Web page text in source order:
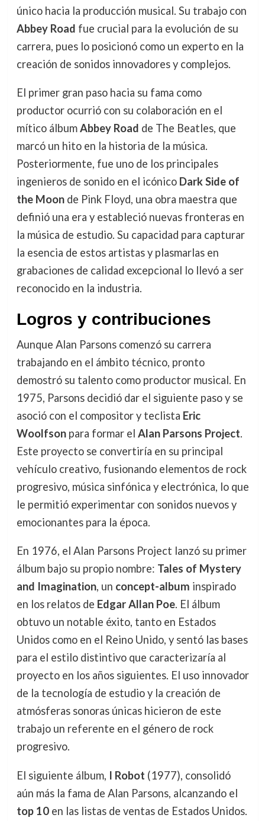
único hacia la producción musical. Su trabajo con
Abbey Road fue crucial para la evolución de su
carrera, pues lo posicionó como un experto en la
creación de sonidos innovadores y complejos.
El primer gran paso hacia su fama como
productor ocurrió con su colaboración en el
mítico álbumAbbey Road de The Beatles, que
marcó un hito en la historia de la música.
Posteriormente, fue uno de los principales
ingenieros de sonido en el icónico Dark Side of
the Moonde Pink Floyd, una obra maestra que
definió una era y estableció nuevas fronteras en
la música de estudio. Su capacidad para capturar
la esencia de estos artistas y plasmarlas en
grabaciones de calidad excepcional lo llevó a ser
reconocido en la industria.
Logros y contribuciones
Aunque Alan Parsons comenzó su carrera
trabajando en el ámbito técnico, pronto
demostró su talento como productor musical. En
1975, Parsons decidió dar el siguiente paso y se
asoció con el compositor y teclista Eric
Woolfsonpara formar el Alan Parsons Project.
Este proyecto se convertiría en su principal
vehículo creativo, fusionando elementos de rock
progresivo, música sinfónica y electrónica, lo que
le permitió experimentar con sonidos nuevos y
emocionantes para la época.
En 1976, el Alan Parsons Project lanzó su primer
álbum bajo su propio nombre: Tales of Mystery
and Imagination, un concept-album inspirado
en los relatos de Edgar Allan Poe. El álbum
obtuvo un notable éxito, tanto en Estados
Unidos como en el Reino Unido, y sentó las bases
para el estilo distintivo que caracterizaría al
proyecto en los años siguientes. El uso innovador
de la tecnología de estudio y la creación de
atmósferas sonoras únicas hicieron de este
trabajo un referente en el género de rock
progresivo.
El siguiente álbum, I Robot (1977), consolidó
aún más la fama de Alan Parsons, alcanzando el
top 10en las listas de ventas de Estados Unidos.